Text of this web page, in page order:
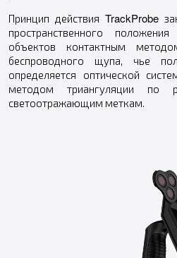
Принцип действия TrackProbe
пространственного
объектов контактным
беспроводного щупа, чье
определяется оптической
методом триангуляции по
светоотражающим меткам.